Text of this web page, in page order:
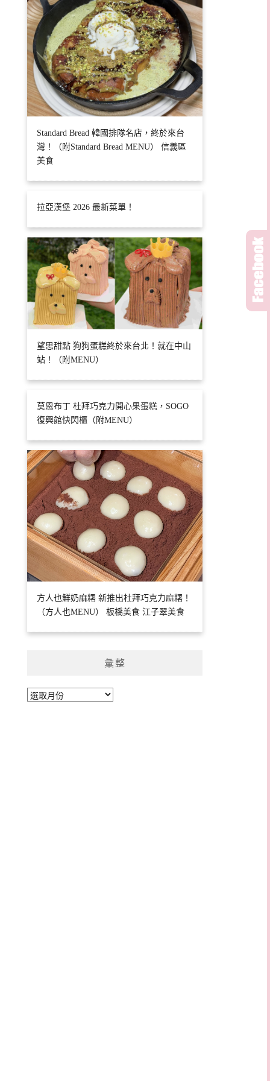
Standard Bread 韓國排隊名店，終於來台
灣！（附Standard Bread MENU） 信義區
美食
拉亞漢堡 2026 最新菜單！
望思甜點 狗狗蛋糕終於來台北！就在中山
站！（附MENU）
莫恩布丁 杜拜巧克力開心果蛋糕，SOGO
復興館快閃櫃（附MENU）
方人也鮮奶麻糬 新推出杜拜巧克力麻糬！
（方人也MENU） 板橋美食 江子翠美食
彙整
彙